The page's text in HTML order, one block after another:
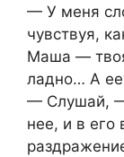
— У меня
чувствуя,
Маша —
ладно… А
— Слушай, —
нее, и в его